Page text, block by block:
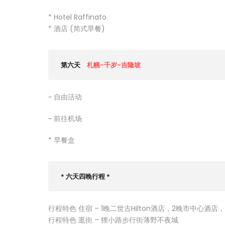
* Hotel Raffinato
* 酒店 (简式早餐)
第六天 札幌-千岁-吉隆坡
~ 自由活动
~ 前往机场
* 早餐盒
* 六天四晚行程 *
行程特色 住宿 – 1晚二世古Hilton酒店，2晚市中心酒店
行程特色 逛街 – 狸小路步行街薄野不夜城